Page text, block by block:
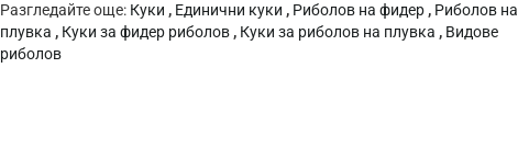
Разгледайте още: Куки , Единични куки , Риболов на фидер , Риболов на
плувка , Куки за фидер риболов , Куки за риболов на плувка , Видове
риболов